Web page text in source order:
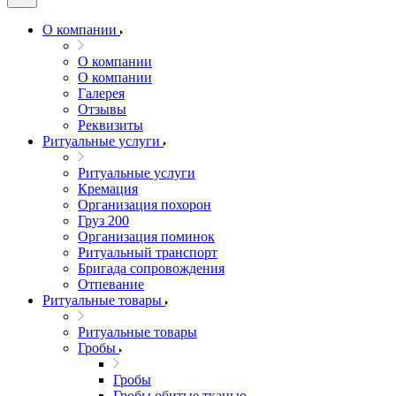
О компании
О компании
О компании
Галерея
Отзывы
Реквизиты
Ритуальные услуги
Ритуальные услуги
Кремация
Организация похорон
Груз 200
Организация поминок
Ритуальный транспорт
Бригада сопровождения
Отпевание
Ритуальные товары
Ритуальные товары
Гробы
Гробы